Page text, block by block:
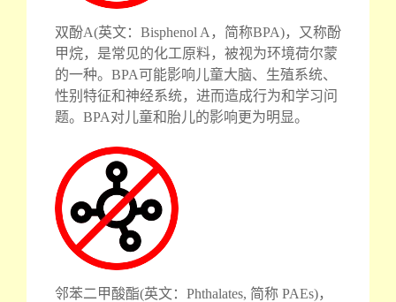
双酚A(英文：Bisphenol A，简称BPA)，又称酚
甲烷，是常见的化工原料，被视为环境荷尔蒙
的一种。BPA可能影响儿童大脑、生殖系统、
性别特征和神经系统，进而造成行为和学习问
题。BPA对儿童和胎儿的影响更为明显。
邻苯二甲酸酯(英文：Phthalates, 简称 PAEs)，